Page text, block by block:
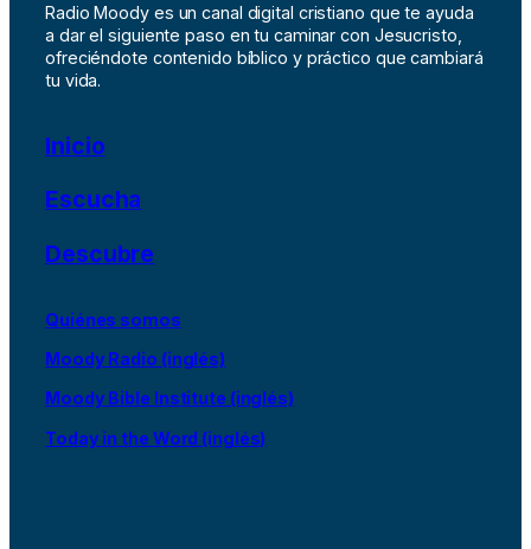
Radio Moody es un canal digital cristiano que te ayuda
a dar el siguiente paso en tu caminar con Jesucristo,
ofreciéndote contenido bíblico y práctico que cambiará
tu vida.
Inicio
Escucha
Descubre
Quiénes somos
Moody Radio (inglés)
Moody Bible Institute (inglés)
Today in the Word (inglés)